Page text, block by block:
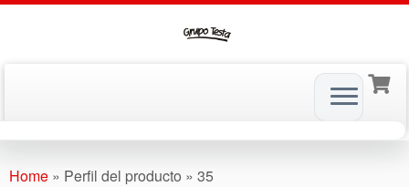
toHome » Perfil del producto » 35